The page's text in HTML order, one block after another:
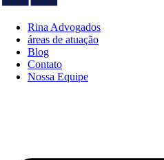
Rina Advogados
áreas de atuação
Blog
Contato
Nossa Equipe